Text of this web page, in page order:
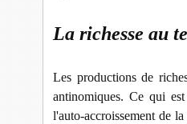
La richesse au
Les productions de
antinomiques. Ce qui
l'auto-accroissement de